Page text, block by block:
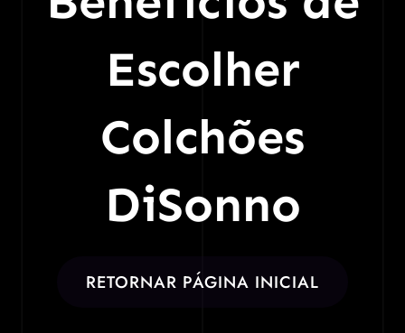
Escolher
Colchões
DiSonno
RETORNAR PÁGINA INICIAL